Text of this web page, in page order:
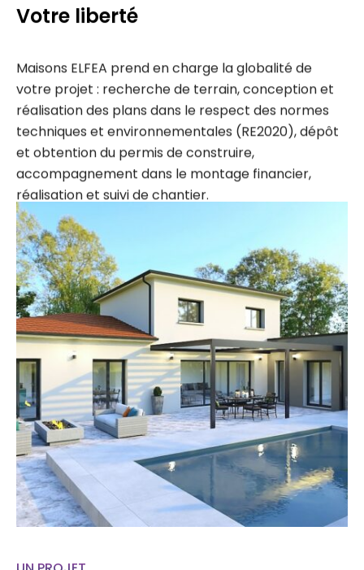
Votre liberté
votre projet : recherche de terrain, conception et
réalisation des plans dans le respect des normes
techniques et environnementales (RE2020), dépôt
et obtention du permis de construire,
accompagnement dans le montage financier,
réalisation et suivi de chantier.